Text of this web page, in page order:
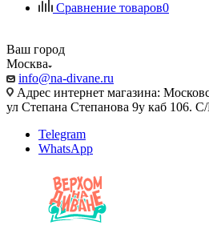
Сравнение товаров0
Ваш город
Москва
info@na-divane.ru
Адрес интернет магазина:
ул Степана Степанова 9у каб 106.
Telegram
WhatsApp